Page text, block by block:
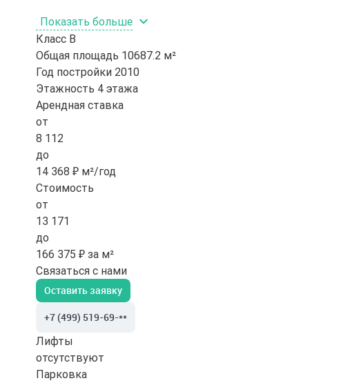
Показать больше
Класс B
Общая площадь 10687.2 м²
Год постройки 2010
Этажность 4 этажа
Арендная ставка
от
8 112
до
14 368 ₽ м²/год
Стоимость
от
13 171
до
166 375 ₽ за м²
Связаться с нами
Оставить заявку
+7 (499) 519-69-**
Лифты
отсутствуют
Парковка